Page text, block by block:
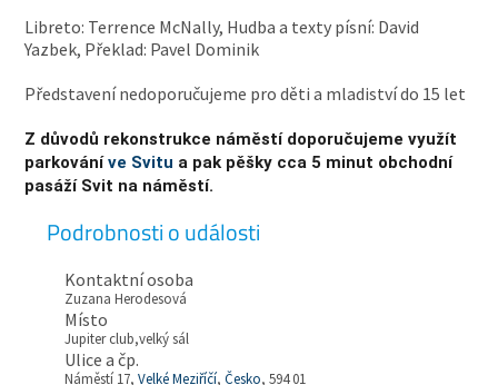
Libreto: Terrence McNally, Hudba a texty písní: David
Yazbek, Překlad: Pavel Dominik
Představení nedoporučujeme pro děti a mladiství do 15 let
Z důvodů rekonstrukce náměstí doporučujeme využít
parkováníve Svitu a pak pěšky cca 5 minut obchodní
pasáží Svit na náměstí.
Podrobnosti o události
Kontaktní osoba
Zuzana Herodesová
Místo
Jupiter club,velký sál
Ulice a čp.
Náměstí 17,Velké Meziříčí,Česko, 594 01